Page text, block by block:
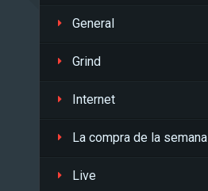
General
Grind
Internet
La compra de la semana
Live